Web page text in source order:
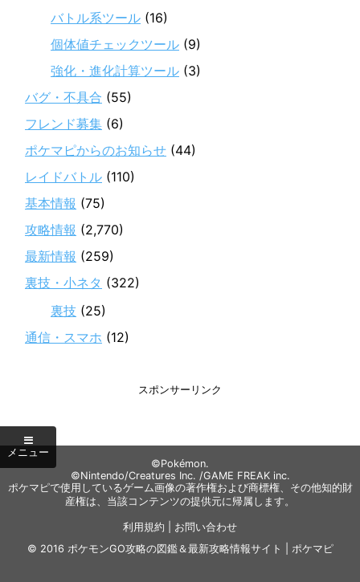
バトル系ツール (16)
個体値チェックツール (9)
強化・進化計算ツール (3)
バグ・不具合 (55)
フレンド募集 (6)
ポケマピからのお知らせ (44)
レイドバトル (110)
基本情報 (75)
攻略情報 (2,770)
最新情報 (259)
裏技・小ネタ (322)
裏技 (25)
通信・スマホ (12)
スポンサーリンク
©Pokémon.
©Nintendo/Creatures Inc. /GAME FREAK inc.
ポケマピで使用しているゲーム画像の著作権および商標権、その他知的財
産権は、当該コンテンツの提供元に帰属します。
利用規約
お問い合わせ
© 2016 ポケモンGO攻略の図鑑＆最新攻略情報サイト | ポケマピ